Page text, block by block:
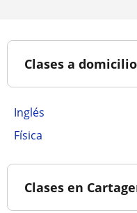
Clases a
Inglés
Física
Clases en